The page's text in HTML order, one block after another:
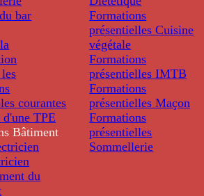
bar
courantes
TPE
Bâtiment
du
Formations
présentielles Cuisine
végétale
Formations
présentielles IMTB
Formations
présentielles Maçon
Formations
présentielles
Sommellerie